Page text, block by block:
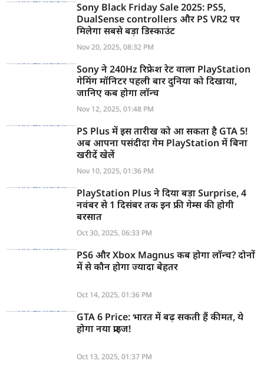
Sony Black Friday Sale 2025: PS5,
DualSense controllers और PS VR2 पर
मिलेगा सबसे बड़ा डिस्काउंट
Nov 20, 2025, 08:32 PM
Sony ने 240Hz रिफ्रेश रेट वाला PlayStation
गेमिंग मॉनिटर पहली बार दुनिया को दिखाया,
जानिए कब होगा लॉन्च
Nov 12, 2025, 01:48 PM
PS Plus में इस तारीख को आ सकता है GTA 5!
अब आपना पसंदीदा गेम PlayStation में बिना
खरीदें खेलें
Nov 10, 2025, 01:36 PM
PlayStation Plus ने दिया बड़ा Surprise, 4
नवंबर से 1 दिसंबर तक इन फ्री गेम्स की होगी
बरसात
Oct 30, 2025, 06:33 PM
PS6 और Xbox Magnus कब होगा लॉन्च? दोनों
में से कौन होगा ज्यादा बेहतर
Oct 14, 2025, 01:36 PM
GTA 6 Price: भारत में बढ़ सकती हैं कीमत, ये
होगा नया प्राइज!
Oct 13, 2025, 01:37 PM